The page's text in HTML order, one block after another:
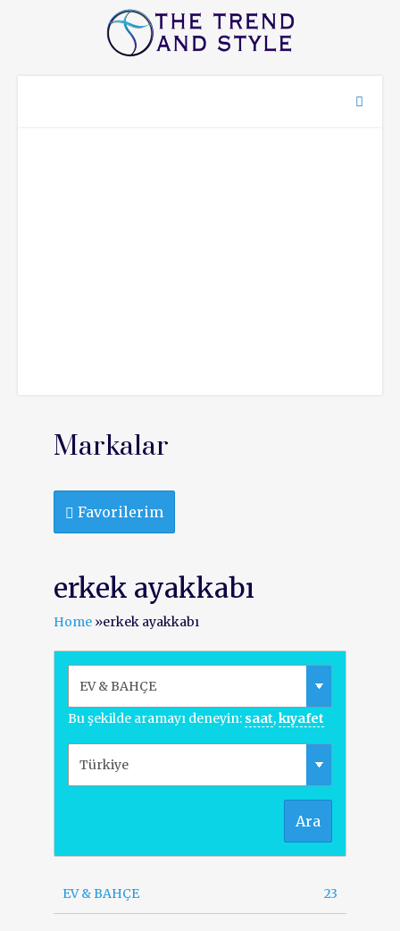
Markalar
Favorilerim
erkek ayakkabı
Home »erkek ayakkabı
Bu şekilde aramayı deneyin: saat,kıyafet
Ara
EV & BAHÇE 23